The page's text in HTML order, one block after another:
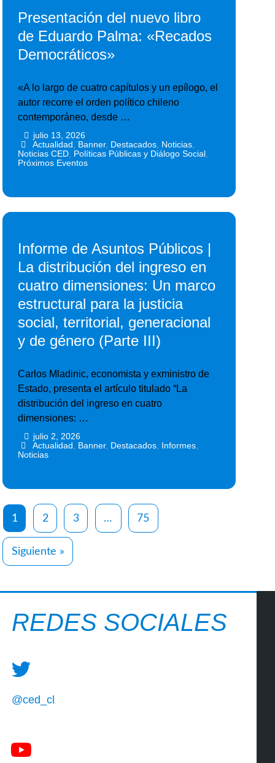
Presentación del nuevo libro
de Eduardo Palma: «Recados
Democráticos»
«A lo largo de cuatro capítulos y un epílogo, el
autor recorre el orden político chileno
contemporáneo, desde …
julio 13, 2026
Actualidad Banner, Destacados, Noticias,
Noticias CED Políticas Públicas y Diálogo Social
Próximos Eventos
Informe de Asuntos Públicos |
La distribución del ingreso en
cuatro dimensiones: Un marco
estructural para la justicia
social, territorial, generacional
y de género (Parte III)
Carlos Mladinic, economista y exministro de
Estado, presenta el artículo titulado “La
distribución del ingreso en cuatro
dimensiones: …
julio 2, 2026
Actualidad Banner, Destacados, Informes,
Noticias
1 2 3 … 75
Siguiente »
REDES SOCIALES
@ced_cl